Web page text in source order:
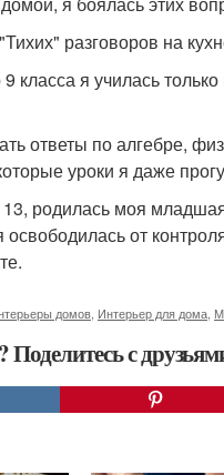
разговоров на
класса я училась
ответы по алгебре,
уроки я даже
родилась моя
освободилась от
домов Интерьер для дома
с